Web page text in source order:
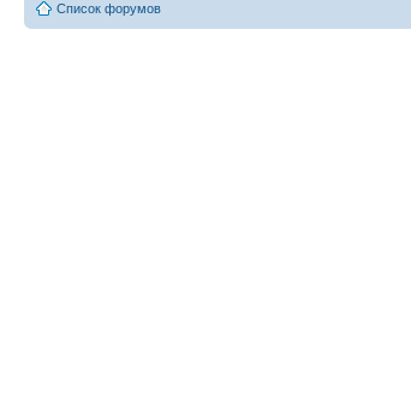
Список форумов